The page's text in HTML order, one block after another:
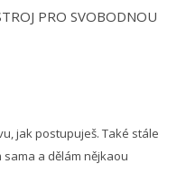
PRO SVOBODNOU
jak postupuješ. Také stále
a dělám nějkaou